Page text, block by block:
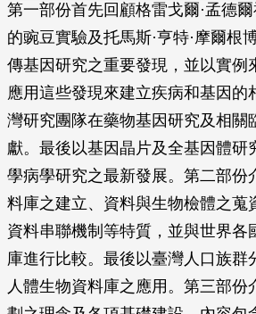
第一部份首先回顧格雷戈爾·孟德
的豌豆實驗及托馬斯·亨特·摩爾根
傳基因研究之重要發現，並以實例
應用這些發現來建立疾病和基因的
灣研究團隊在藥物基因研究及相關
獻。最後以基因晶片及全基因體研
學病學研究之最新發展。第二部份
料庫之建立、資料與生物檢體之蒐
資料串聯機制等特質，並與世界各
庫進行比較。最後以臺灣人口族群
人體生物資料庫之應用。第三部份